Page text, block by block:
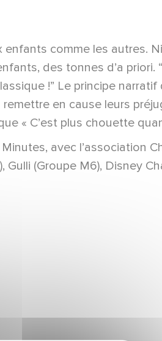
comme les autres.
des tonnes d’a priori.
!” Le principe
en cause leurs
« C’est plus chouette
avec l’association
(Groupe M6), Disney